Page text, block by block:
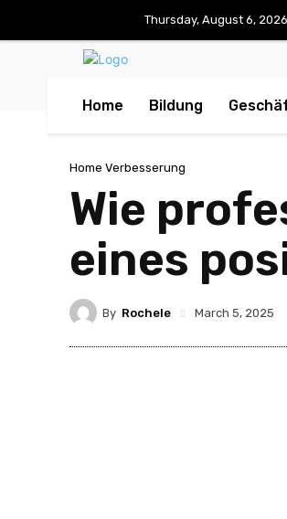
Thursday, August 6, 2026
Home Bildung
Home Verbesserung
Wie
eines
By Rochele March 5, 2025